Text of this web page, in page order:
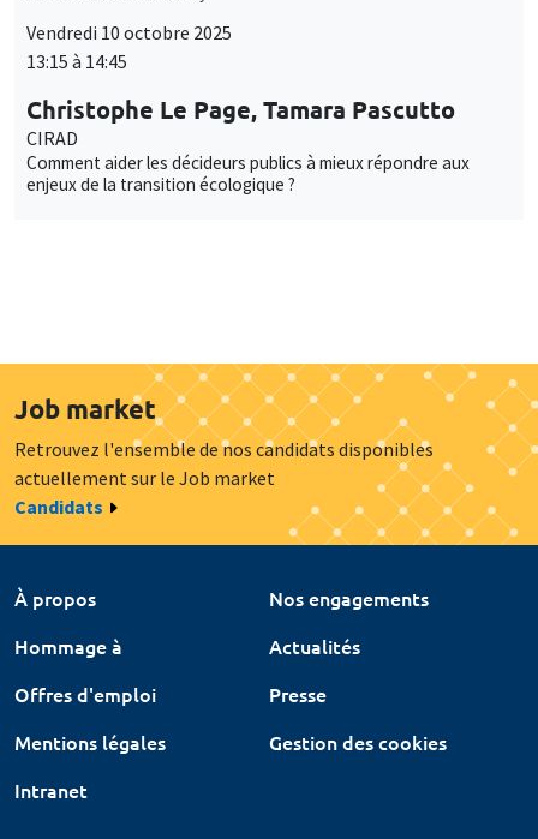
Vendredi 10 octobre 2025
13:15 à 14:45
Christophe Le Page, Tamara Pascutto
CIRAD
Comment aider les décideurs publics à mieux répondre aux
enjeux de la transition écologique ?
Job market
Retrouvez l'ensemble de nos candidats disponibles
actuellement sur le Job market
Candidats
À propos
Nos engagements
Hommage à
Actualités
Offres d'emploi
Presse
Mentions légales
Gestion des cookies
Intranet